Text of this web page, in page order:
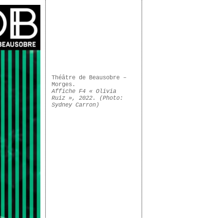
Théâtre de Beausobre –
Morges.
Affiche F4 « Olivia
Ruiz », 2022. (Photo:
Sydney Carron)